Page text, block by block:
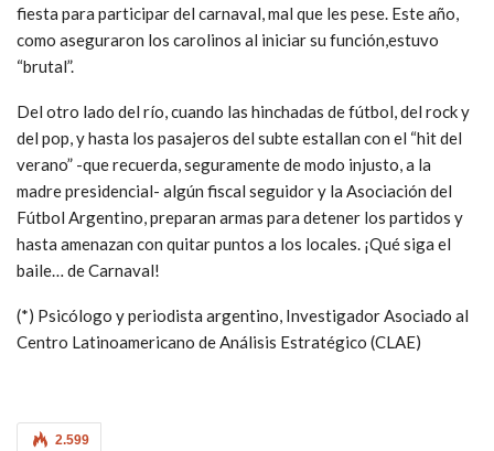
fiesta para participar del carnaval, mal que les pese. Este año,
como aseguraron los carolinos al iniciar su función,estuvo
“brutal”.
Del otro lado del río, cuando las hinchadas de fútbol, del rock y
del pop, y hasta los pasajeros del subte estallan con el “hit del
verano” -que recuerda, seguramente de modo injusto, a la
madre presidencial- algún fiscal seguidor y la Asociación del
Fútbol Argentino, preparan armas para detener los partidos y
hasta amenazan con quitar puntos a los locales. ¡Qué siga el
baile… de Carnaval!
(*) Psicólogo y periodista argentino, Investigador Asociado al
Centro Latinoamericano de Análisis Estratégico (CLAE)
2.599